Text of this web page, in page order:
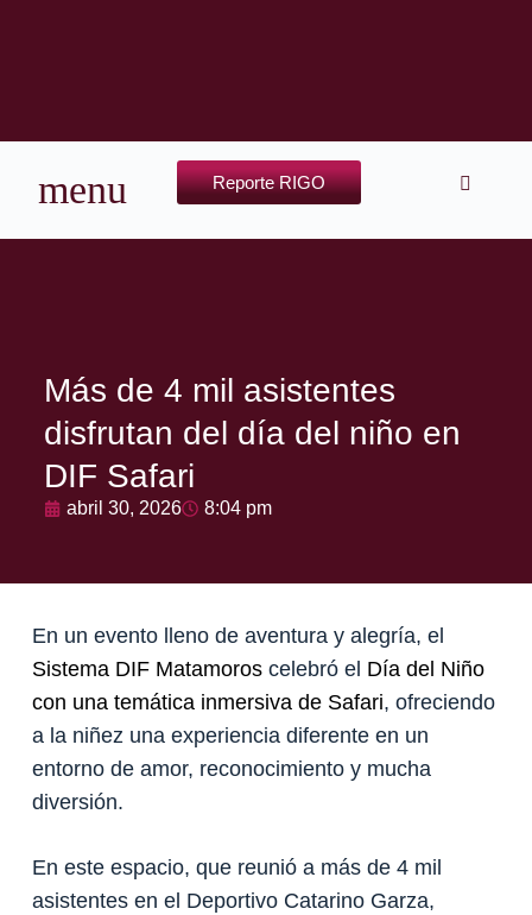
Reporte RIGO
Más de 4 mil asistentes
disfrutan del día del niño en
DIF Safari
abril 30, 2026 8:04 pm
En un evento lleno de aventura y alegría, el
Sistema DIF Matamoroscelebró el Día del Niño
con una temática inmersiva de Safari, ofreciendo
a la niñez una experiencia diferente en un
entorno de amor, reconocimiento y mucha
diversión.
En este espacio, que reunió a más de 4 mil
asistentes en el Deportivo Catarino Garza,